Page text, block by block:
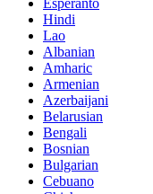
Esperanto
Hindi
Lao
Albanian
Amharic
Armenian
Azerbaijani
Belarusian
Bengali
Bosnian
Bulgarian
Cebuano